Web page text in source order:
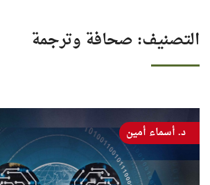
التصنيف: صحافة وترجمة
د. أسماء أمين